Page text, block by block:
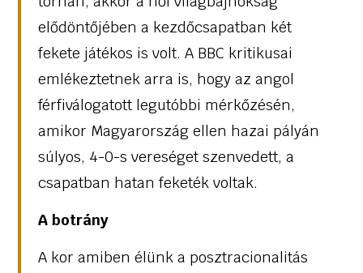
elődöntőjében a kezdőcsapatban két
fekete játékos is volt. A BBC kritikusai
emlékeztetnek arra is, hogy az angol
férfiválogatott legutóbbi mérkőzésén,
amikor Magyarország ellen hazai pályán
súlyos, 4-0-s vereséget szenvedett, a
csapatban hatan feketék voltak.
A botrány
A kor amiben élünk a posztracionalitás